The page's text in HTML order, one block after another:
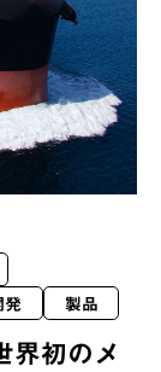
発 製品
界初のメ